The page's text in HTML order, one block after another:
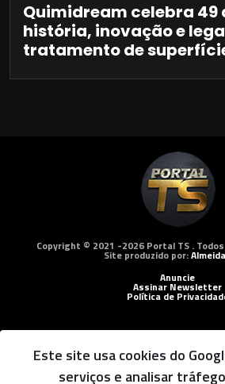
Quimidream celebra 49
história, inovação e
tratamento de
Copyright © 2021 -2026 Portal TS .
Site produzido por:
Anuncie
Assinar Newsletter
Política de
Este site usa cookies do
serviços e analisar